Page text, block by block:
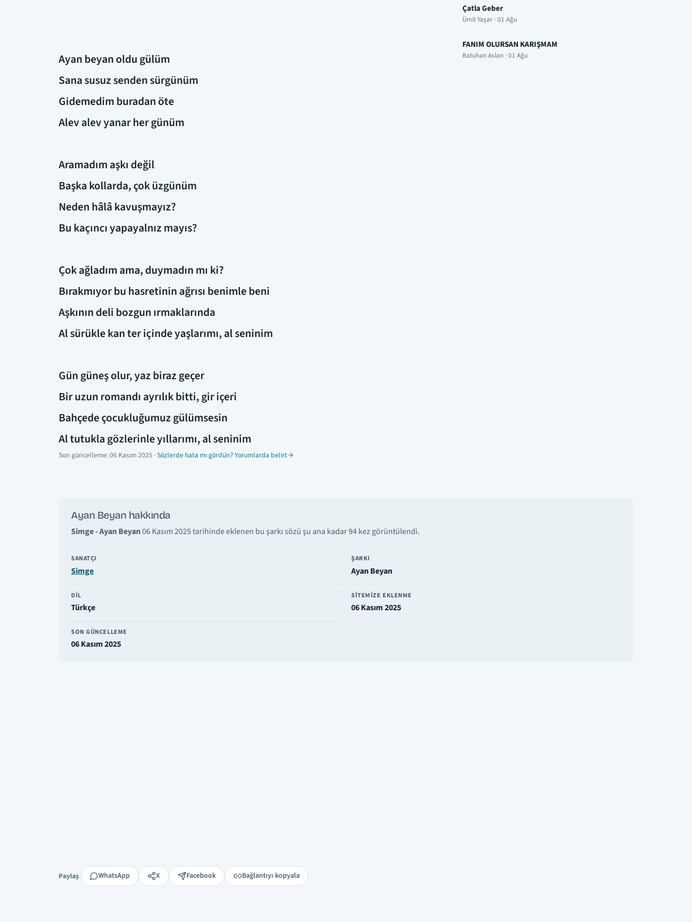
Ayan beyan oldu gülüm
Sana susuz senden sürgünüm
Gidemedim buradan öte
Alev alev yanar her günüm
Aramadım aşkı değil
Başka kollarda, çok üzgünüm
Neden hâlâ kavuşmayız?
Bu kaçıncı yapayalnız mayıs?
Çok ağladım ama, duymadın mı ki?
Bırakmıyor bu hasretinin ağrısı benimle beni
Aşkının deli bozgun ırmaklarında
Al sürükle kan ter içinde yaşlarımı, al seninim
Gün güneş olur, yaz biraz geçer
Bir uzun romandı ayrılık bitti, gir içeri
Bahçede çocukluğumuz gülümsesin
Al tutukla gözlerinle yıllarımı, al seninim
Son güncelleme:06 Kasım 2025 ·Sözlerde hata mı gördün? Yorumlarda belirt
Ayan Beyan hakkında
Simge - Ayan Beyan06 Kasım 2025 tarihinde eklenen bu şarkı sözü şu ana kadar 94 kez görüntülendi.
SANATÇI
Simge
ŞARKI
Ayan Beyan
DIL
Türkçe
SITEMIZE EKLENME
06 Kasım 2025
SON GÜNCELLEME
06 Kasım 2025
Paylaş
Paylaş WhatsApp X Facebook Bağlantıyı kopyala
Çatla Geber
Ümit Yaşar · 01 Ağu
FANIM OLURSAN KARIŞMAM
Batuhan Aslan · 01 Ağu